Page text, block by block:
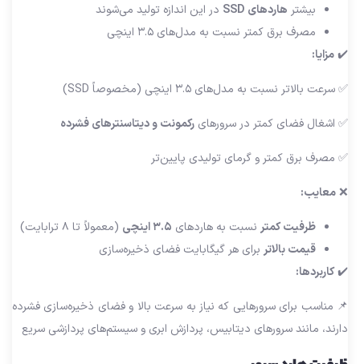
بیشتر هاردهای SSD
در این اندازه تولید می‌شوند
مصرف برق کمتر نسبت به مدل‌های ۳.۵ اینچی
✔️مزایا:
✅ سرعت بالاتر نسبت به مدل‌های ۳.۵ اینچی (مخصوصاً SSD)
✅ اشغال فضای کمتر در سرورهای رکمونت و دیتاسنترهای فشرده
✅ مصرف برق کمتر و گرمای تولیدی پایین‌تر
❌معایب:
ظرفیت کمترنسبت به هاردهای ۳.۵ اینچی
(معمولاً تا ۸ ترابایت)
قیمت بالاتربرای هر گیگابایت فضای ذخیره‌سازی
✔️کاربردها:
📌 مناسب برای سرورهایی که نیاز به سرعت بالا و فضای ذخیره‌سازی فشرده
دارند، مانند سرورهای دیتابیس، پردازش ابری و سیستم‌های پردازشی سریع